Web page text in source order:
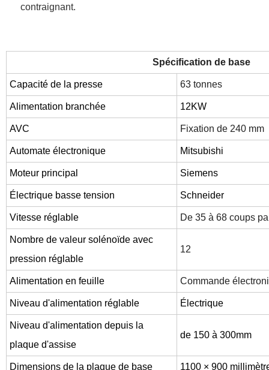
contraignant.
Spécification de base
Capacité de la presse 63 tonnes
Alimentation branchée 12KW
AVC Fixation de 240 mm
Automate électronique Mitsubishi
Moteur principal Siemens
Électrique basse tension Schneider
Vitesse réglable De 35 à 68 coups
Nombre de valeur solénoïde avec
pression réglable
12
Alimentation en feuille Commande
Niveau d'alimentation réglable Électrique
Niveau d'alimentation depuis la
plaque d'assise
de 150 à 300mm
Dimensions de la plaque de base 1100 × 900